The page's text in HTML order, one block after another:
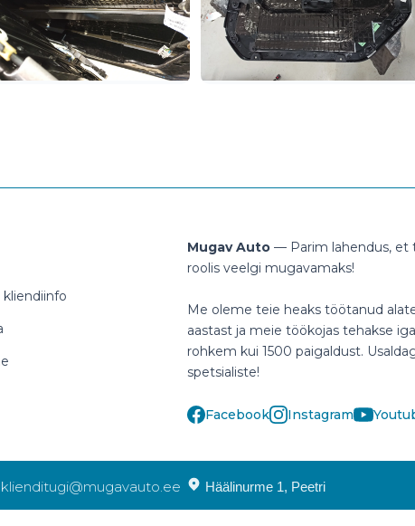
kliendiinfo
Mugav Auto — Parim lahendus, et
roolis veelgi mugavamaks!
Me oleme teie heaks töötanud
aastast ja meie töökojas tehakse
rohkem kui 1500 paigaldust.
spetsialiste!
Facebook Instagram
klienditugi@mugavauto.ee Häälinurme 1, Peetri